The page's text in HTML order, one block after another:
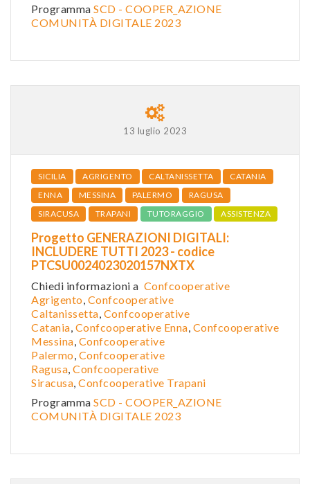
Programma SCD - COOPER_AZIONE
COMUNITÀ DIGITALE 2023
13 luglio 2023
SICILIA AGRIGENTO CALTANISSETTA
CATANIA
ENNA
MESSINA PALERMO
RAGUSA
SIRACUSA
TRAPANI TUTORAGGIO ASSISTENZA
Progetto GENERAZIONI DIGITALI:
INCLUDERE TUTTI 2023 - codice
PTCSU0024023020157NXTX
Chiedi informazioni a Confcooperative
Agrigento, Confcooperative
Caltanissetta, Confcooperative
Catania, Confcooperative Enna, Confcooperative
Messina, Confcooperative
Palermo, Confcooperative
Ragusa, Confcooperative
Siracusa, Confcooperative Trapani
Programma SCD - COOPER_AZIONE
COMUNITÀ DIGITALE 2023